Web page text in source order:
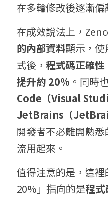
在多輪修改後逐漸偏
在成效說法上，
的內部資料顯示，
式後， 程式碼正確性
提升約 20% 。同時
Code （Visual
JetBrains （
開發者不必離開熟
流用起來。
值得注意的是，這
20%」指向的是程式